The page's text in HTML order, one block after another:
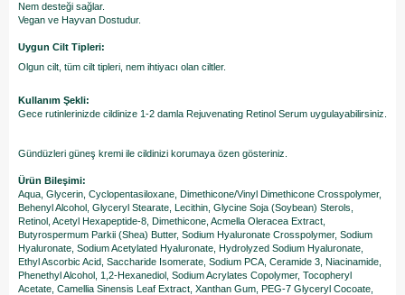
Nem desteği sağlar.
Vegan ve Hayvan Dostudur.
Uygun Cilt Tipleri:
Olgun cilt, tüm cilt tipleri, nem ihtiyacı olan ciltler.
Kullanım Şekli:
Gece rutinlerinizde cildinize 1-2 damla Rejuvenating Retinol Serum uygulayabilirsiniz.
Gündüzleri güneş kremi ile cildinizi korumaya özen gösteriniz.
Ürün Bileşimi:
Aqua, Glycerin, Cyclopentasiloxane, Dimethicone/Vinyl Dimethicone Crosspolymer,
Behenyl Alcohol, Glyceryl Stearate, Lecithin, Glycine Soja (Soybean) Sterols,
Retinol, Acetyl Hexapeptide-8, Dimethicone, Acmella Oleracea Extract,
Butyrospermum Parkii (Shea) Butter, Sodium Hyaluronate Crosspolymer, Sodium
Hyaluronate, Sodium Acetylated Hyaluronate, Hydrolyzed Sodium Hyaluronate,
Ethyl Ascorbic Acid, Saccharide Isomerate, Sodium PCA, Ceramide 3, Niacinamide,
Phenethyl Alcohol, 1,2-Hexanediol, Sodium Acrylates Copolymer, Tocopheryl
Acetate, Camellia Sinensis Leaf Extract, Xanthan Gum, PEG-7 Glyceryl Cocoate,